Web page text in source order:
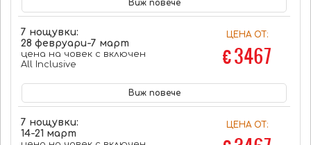
Виж повече
7 нощувки:
28 февруари-7 март
цена на човек с включен
All Inclusive
ЦЕНА ОТ:
€ 3467
Виж повече
7 нощувки:
14-21 март
ЦЕНА ОТ: